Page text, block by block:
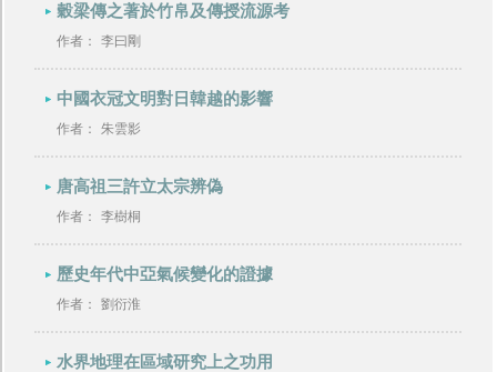
穀梁傳之著於竹帛及傳授流源考
作者： 李曰剛
中國衣冠文明對日韓越的影響
作者： 朱雲影
唐高祖三許立太宗辨偽
作者： 李樹桐
歷史年代中亞氣候變化的證據
作者： 劉衍淮
水界地理在區域研究上之功用